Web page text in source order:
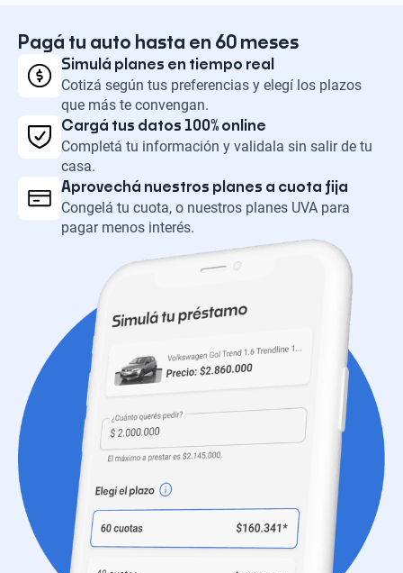
Pagá tu auto hasta en 60 meses
Simulá planes en tiempo real
Cotizá según tus preferencias y elegí los plazos
que más te convengan.
Cargá tus datos 100% online
Completá tu información y validala sin salir de tu
casa.
Aprovechá nuestros planes a cuota fija
Congelá tu cuota, o nuestros planes UVA para
pagar menos interés.